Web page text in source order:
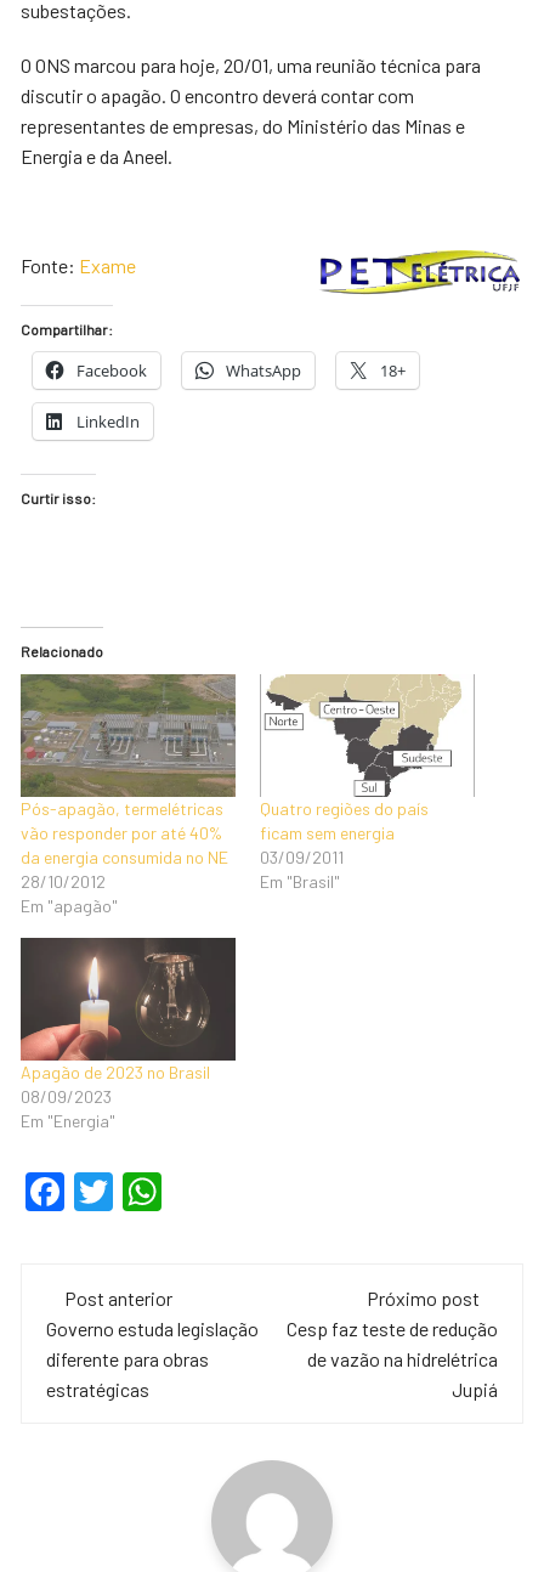
subestações.
O ONS marcou para hoje, 20/01, uma reunião técnica para
discutir o apagão. O encontro deverá contar com
representantes de empresas, do Ministério das Minas e
Energia e da Aneel.
Fonte: Exame
Compartilhar:
Facebook WhatsApp 18+
LinkedIn
Curtir isso:
Relacionado
Pós-apagão, termelétricas
vão responder por até 40%
da energia consumida no NE
28/10/2012
Em "apagão"
Quatro regiões do país
ficam sem energia
03/09/2011
Em "Brasil"
Apagão de 2023 no Brasil
08/09/2023
Em "Energia"
F
e
b
o
T
er s
A
Navegação
de
post
Post anterior
Governo estuda legislação
diferente para obras
estratégicas
Próximo post
Cesp faz teste de redução
de vazão na hidrelétrica
Jupiá